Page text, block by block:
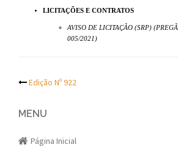
LICITAÇÕES E CONTRATOS
AVISO DE LICITAÇÃO (SRP)
005/2021)
Post
navigation
Edição Nº 922
MENU
Página Inicial